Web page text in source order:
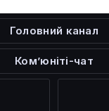
Головний канал
Ком’юніті-чат